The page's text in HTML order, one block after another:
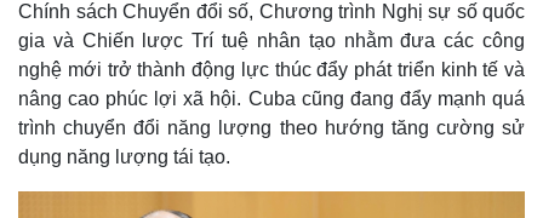
Chính sách Chuyển đổi số, Chương trình Nghị sự số quốc
gia và Chiến lược Trí tuệ nhân tạo nhằm đưa các công
nghệ mới trở thành động lực thúc đẩy phát triển kinh tế và
nâng cao phúc lợi xã hội. Cuba cũng đang đẩy mạnh quá
trình chuyển đổi năng lượng theo hướng tăng cường sử
dụng năng lượng tái tạo.